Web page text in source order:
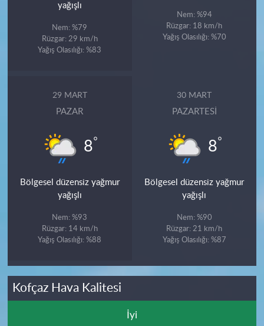
yağışlı
Nem: %79
Rüzgar: 29 km/h
Yağış Olasılığı: %83
Nem: %94
Rüzgar: 18 km/h
Yağış Olasılığı: %70
29 MART
PAZAR
8°
Bölgesel düzensiz yağmur
yağışlı
Nem: %93
Rüzgar: 14 km/h
Yağış Olasılığı: %88
30 MART
PAZARTESI
8°
Bölgesel düzensiz yağmur
yağışlı
Nem: %90
Rüzgar: 21 km/h
Yağış Olasılığı: %87
Kofçaz Hava Kalitesi
İyi